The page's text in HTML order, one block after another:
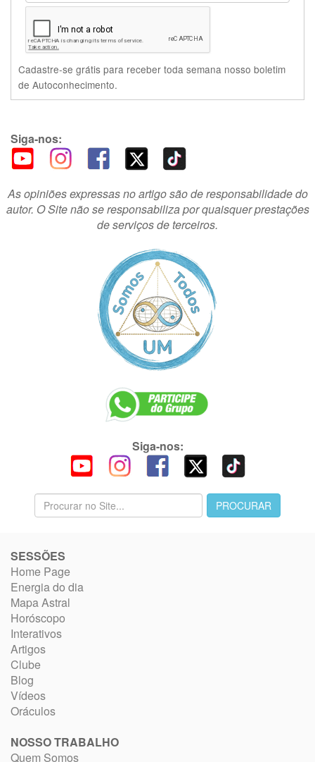
Cadastre-se grátis para receber toda semana nosso boletim
de Autoconhecimento.
Siga-nos:
As opiniões expressas no artigo são de responsabilidade do
autor. O Site não se responsabiliza por quaisquer prestações
de serviços de terceiros.
Siga-nos:
SESSÕES
Home Page
Energia do dia
Mapa Astral
Horóscopo
Interativos
Artigos
Clube
Blog
Vídeos
Oráculos
NOSSO TRABALHO
Quem Somos